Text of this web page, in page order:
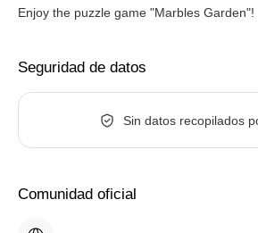
Enjoy the puzzle game "Marbles Garden"!
Seguridad de datos
Sin datos recopilados
Comunidad oficial